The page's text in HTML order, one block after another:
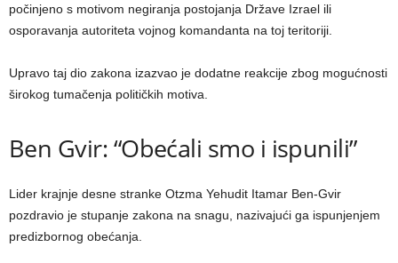
počinjeno s motivom negiranja postojanja Države Izrael ili
osporavanja autoriteta vojnog komandanta na toj teritoriji.
Upravo taj dio zakona izazvao je dodatne reakcije zbog mogućnosti
širokog tumačenja političkih motiva.
Ben Gvir: “Obećali smo i ispunili”
Lider krajnje desne stranke Otzma Yehudit Itamar Ben-Gvir
pozdravio je stupanje zakona na snagu, nazivajući ga ispunjenjem
predizbornog obećanja.